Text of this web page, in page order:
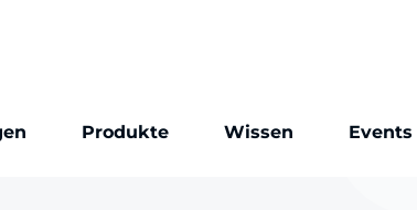
Produkte Wissen Events